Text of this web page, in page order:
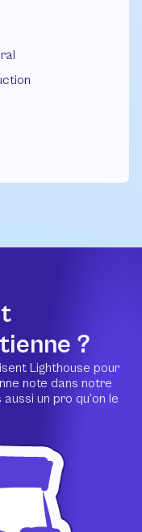
?
Lighthouse pour
note dans notre
un pro qu’on le